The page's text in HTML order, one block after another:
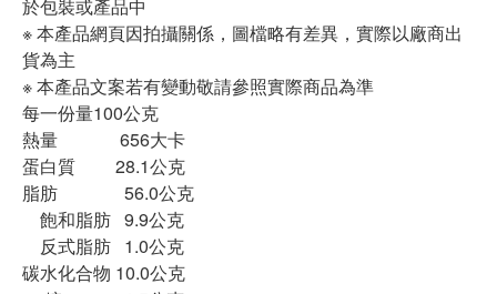
於包裝或產品中
※ 本產品網頁因拍攝關係，圖檔略有差異，實際以廠商出
貨為主
※ 本產品文案若有變動敬請參照實際商品為準
每一份量100公克
熱量 656大卡
蛋白質 28.1公克
脂肪 56.0公克
飽和脂肪 9.9公克
反式脂肪 1.0公克
碳水化合物 10.0公克